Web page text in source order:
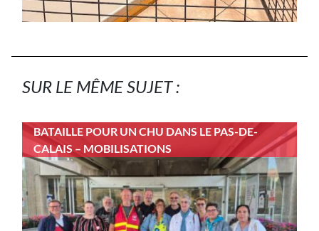
SUR LE MÊME SUJET :
BATAILLE POUR UN CHU DANS LE PAS-DE-
CALAIS – MOBILISATIONS